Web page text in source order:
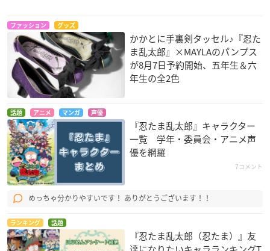
ファッション グッズ
かかとに手裏剣タッセル♪『忍た
ま乱太郎』×MAYLAのパンプス
が8月7日予約開始、五年生＆六
年生の全2色
話題 アニメ マンガ 声優
『忍たま乱太郎』キャラクター
一覧 学年・委員会・アニメ声
優を網羅
7コメント
めっちゃ分かりやすいです！ ありがとうございます！！
ランキング 話題
『忍たま乱太郎（忍たま）』友